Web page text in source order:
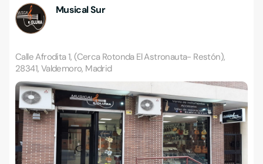
Musical Sur
Calle Afrodita 1, (Cerca Rotonda El Astronauta- Restón),
28341, Valdemoro, Madrid